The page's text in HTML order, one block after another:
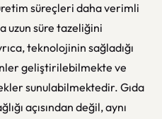
süreçleri daha verimli
uzun süre tazeliğini
teknolojinin sağladığı
geliştirilebilmekte ve
sunulabilmektedir. Gıda
açısından değil, aynı